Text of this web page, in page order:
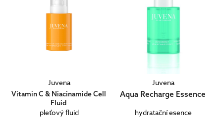
Juvena
Vitamin C & Niacinamide Cell
Fluid
pleťový fluid
Juvena
Aqua Recharge Essence
hydratační esence